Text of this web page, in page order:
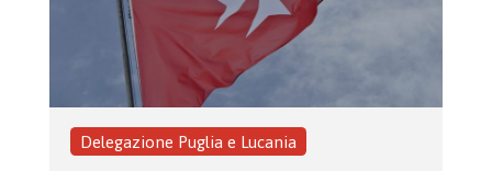
Delegazione Puglia e Lucania